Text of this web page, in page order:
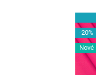
-20%
Nové